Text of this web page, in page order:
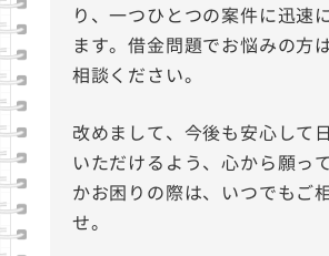
り、一つひとつの案件に迅速
ます。借金問題でお悩みの方
相談ください。
改めまして、今後も安心して
いただけるよう、心から願っ
かお困りの際は、いつでもご
せ。